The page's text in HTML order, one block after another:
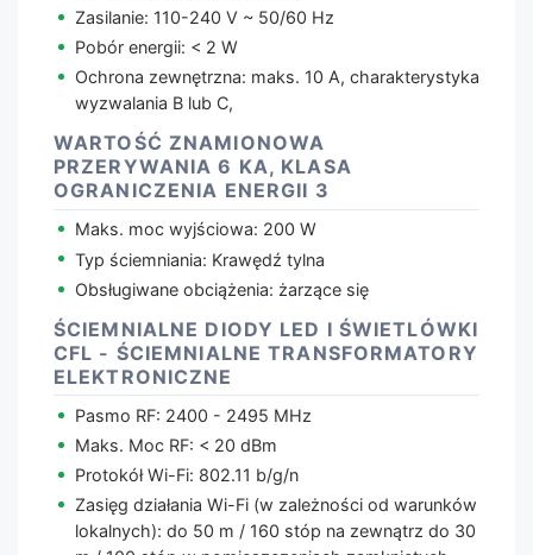
Zasilanie: 110-240 V ~ 50/60 Hz
Pobór energii: < 2 W
Ochrona zewnętrzna: maks. 10 A, charakterystyka
wyzwalania B lub C,
WARTOŚĆ ZNAMIONOWA
PRZERYWANIA 6 KA, KLASA
OGRANICZENIA ENERGII 3
Maks. moc wyjściowa: 200 W
Typ ściemniania: Krawędź tylna
Obsługiwane obciążenia: żarzące się
ŚCIEMNIALNE DIODY LED I ŚWIETLÓWKI
CFL - ŚCIEMNIALNE TRANSFORMATORY
ELEKTRONICZNE
Pasmo RF: 2400 - 2495 MHz
Maks. Moc RF: < 20 dBm
Protokół Wi-Fi: 802.11 b/g/n
Zasięg działania Wi-Fi (w zależności od warunków
lokalnych): do 50 m / 160 stóp na zewnątrz do 30